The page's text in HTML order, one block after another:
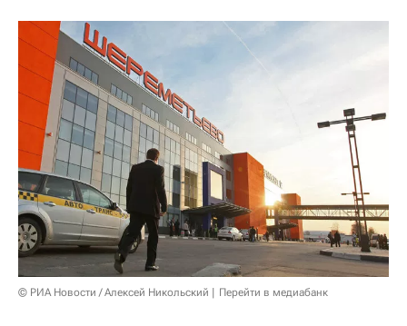
© РИА Новости / Алексей Никольский Перейти в медиабанк